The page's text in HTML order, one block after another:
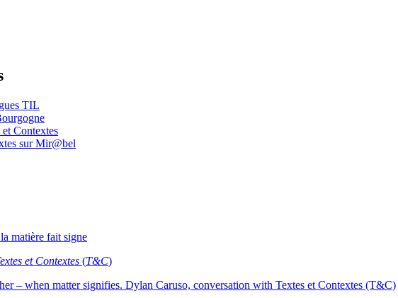
matière fait signe
et Contextes (T&C)
– when matter signifies. Dylan Caruso, conversation with Textes et Contextes (T&C)